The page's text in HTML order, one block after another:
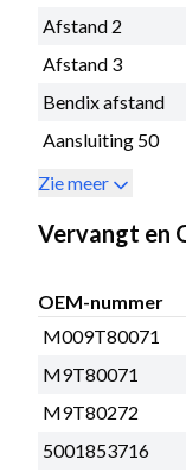
Afstand 2
Afstand 3
Bendix afstand
Aansluiting 50
Zie meer
Vervangt en
OEM-nummer
M009T80071
M9T80071
M9T80272
5001853716